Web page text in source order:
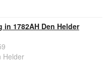
1782AH Den Helder
Helder